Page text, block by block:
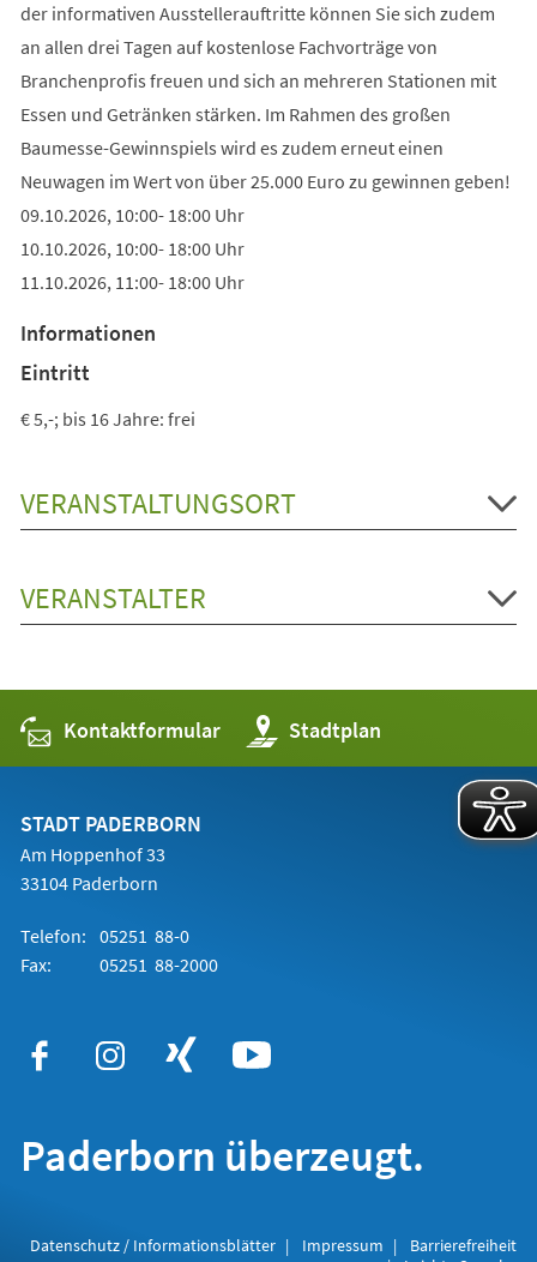
der informativen Ausstellerauftritte können Sie sich zudem
an allen drei Tagen auf kostenlose Fachvorträge von
Branchenprofis freuen und sich an mehreren Stationen mit
Essen und Getränken stärken. Im Rahmen des großen
Baumesse-Gewinnspiels wird es zudem erneut einen
Neuwagen im Wert von über 25.000 Euro zu gewinnen geben!
09.10.2026, 10:00- 18:00 Uhr
10.10.2026, 10:00- 18:00 Uhr
11.10.2026, 11:00- 18:00 Uhr
Informationen
Eintritt
€ 5,-; bis 16 Jahre: frei
VERANSTALTUNGSORT
VERANSTALTER
Kontaktformular Stadtplan
(Öffnet
in
einem
STADT PADERBORN
Am Hoppenhof 33
33104 Paderborn
Telefon: 05251 88-0
Fax:
05251 88-2000
Paderborn überzeugt.
Datenschutz / Informationsblätter Impressum
Barrierefreiheit